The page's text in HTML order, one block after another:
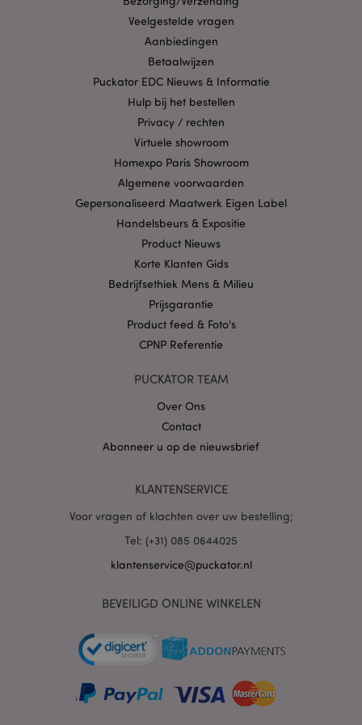
Veelgestelde vragen
Aanbiedingen
Betaalwijzen
Puckator EDC Nieuws & Informatie
Hulp bij het bestellen
Privacy / rechten
Virtuele showroom
Homexpo Paris Showroom
Algemene voorwaarden
Gepersonaliseerd Maatwerk Eigen Label
Handelsbeurs & Expositie
Product Nieuws
Korte Klanten Gids
Bedrijfsethiek Mens & Milieu
Prijsgarantie
Product feed & Foto's
CPNP Referentie
PUCKATOR TEAM
Over Ons
Contact
Abonneer u op de nieuwsbrief
KLANTENSERVICE
Voor vragen of klachten over uw bestelling;
Tel: (+31) 085 0644025
klantenservice@puckator.nl
BEVEILIGD ONLINE WINKELEN
kernfunctionaliteit van de website mogelijk, zoals
gebruikersaanmelding en accountbeheer. Zonder
strikt noodzakelijke cookies kan de website niet
goed gebruikt worden.
Naam
Domein
CookieScriptConsent
X-Magento-Vary
.www.puckator.nl
mage-cache-sessid
www.puckator.nl